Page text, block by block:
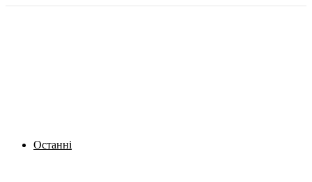
Останні